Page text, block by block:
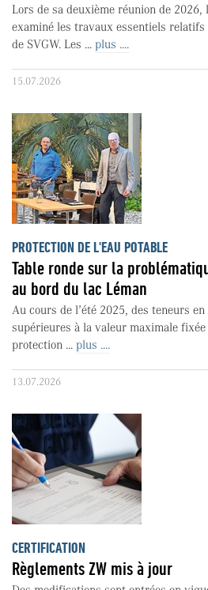
Lors de sa deuxième réunion de 2026,
examiné les travaux essentiels
de SVGW. Les ... plus ....
15.07.2026
PROTECTION DE L'EAU POTABLE
Table ronde sur la
au bord du lac Léman
Au cours de l’été 2025, des teneurs
supérieures à la valeur maximale fixée
protection ... plus ....
13.07.2026
CERTIFICATION
Règlements ZW mis à jour